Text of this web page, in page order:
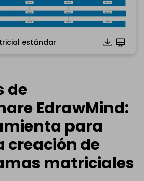
continuación.
de forma
a continuación.
estándar
de
EdrawMind:
para
creación de
matriciales